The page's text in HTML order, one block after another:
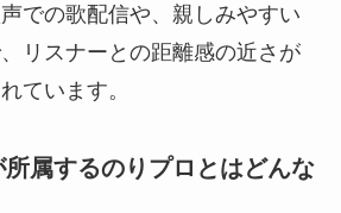
での歌配信や、親しみやすい
リスナーとの距離感の近さが
ています。
属するのりプロとはどんな